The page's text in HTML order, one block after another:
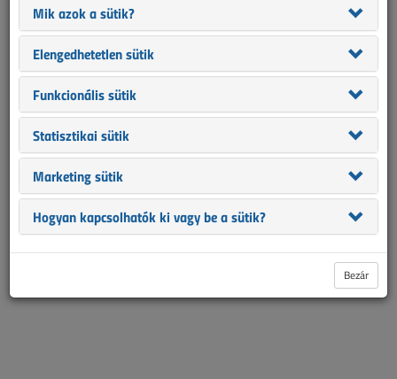
2008. november 25. |
3
5 (2)
2008. novemberi lapszám
Mik azok a sütik?
Elengedhetetlen sütik
Funkcionális sütik
Statisztikai sütik
Marketing sütik
Hogyan kapcsolhatók ki vagy be a sütik?
Bezár